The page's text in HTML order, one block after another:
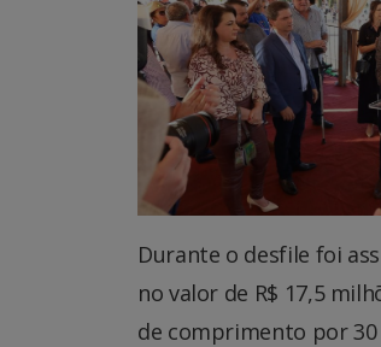
Durante o desfile foi
no valor de R$ 17,5
de comprimento por